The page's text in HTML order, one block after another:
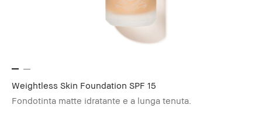
Weightless Skin Foundation SPF 15
Fondotinta matte idratante e a lunga tenuta.